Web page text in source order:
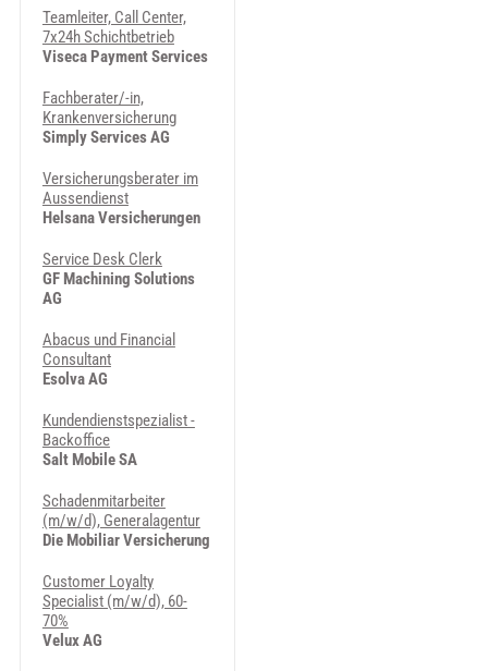
Teamleiter, Call Center,
7x24h Schichtbetrieb
Viseca Payment Services
Fachberater/-in,
Krankenversicherung
Simply Services AG
Versicherungsberater im
Aussendienst
Helsana Versicherungen
Service Desk Clerk
GF Machining Solutions
AG
Abacus und Financial
Consultant
Esolva AG
Kundendienstspezialist -
Backoffice
Salt Mobile SA
Schadenmitarbeiter
(m/w/d), Generalagentur
Die Mobiliar Versicherung
Customer Loyalty
Specialist (m/w/d), 60-
70%
Velux AG